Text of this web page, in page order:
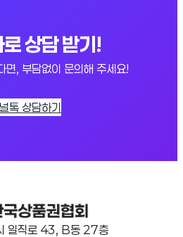
상담 받기!
면, 부담없이 문의해 주세요!
톡 상담하기
일직로 43, B동 27층